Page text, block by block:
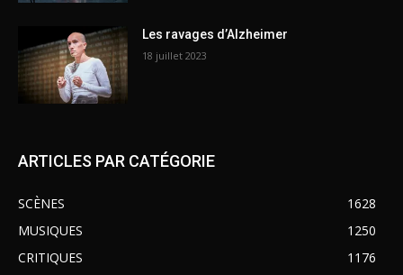
Les ravages d’Alzheimer
18 juillet 2023
ARTICLES PAR CATÉGORIE
SCÈNES
1628
MUSIQUES
1250
CRITIQUES
1176